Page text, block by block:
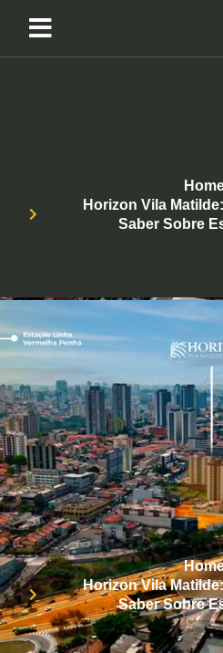
Horizon Vila
Saber Sobre
Horizon Vila
Saber Sobre